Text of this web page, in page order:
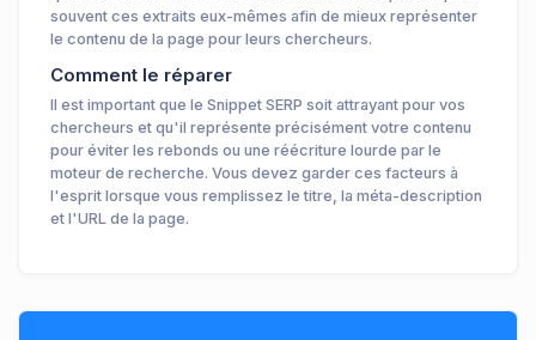
souvent ces extraits eux-mêmes afin de mieux représenter
le contenu de la page pour leurs chercheurs.
Comment le réparer
Il est important que le Snippet SERP soit attrayant pour vos
chercheurs et qu'il représente précisément votre contenu
pour éviter les rebonds ou une réécriture lourde par le
moteur de recherche. Vous devez garder ces facteurs à
l'esprit lorsque vous remplissez le titre, la méta-description
et l'URL de la page.